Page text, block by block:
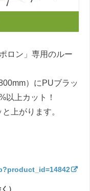
ロン」専用のルー
）にPUブラッ
以上カット！
上がります。
）